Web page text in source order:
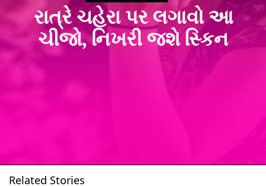
રાત્રે ચહેરા પર લગાવો આ
ચીજો, નિખરી જશે સ્કિન
ખુલી રહ્યું છે
Related Stories